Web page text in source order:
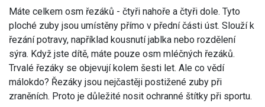
Máte celkem osm řezáků - čtyři nahoře a čtyři dole. Tyto
ploché zuby jsou umístěny přímo v přední části úst. Slouží k
řezání potravy, například kousnutí jablka nebo rozdělení
sýra. Když jste dítě, máte pouze osm mléčných řezáků.
Trvalé řezáky se objevují kolem šesti let. Ale co vědí
málokdo? Řezáky jsou nejčastěji postižené zuby při
zraněních. Proto je důležité nosit ochranné štítky při sportu.